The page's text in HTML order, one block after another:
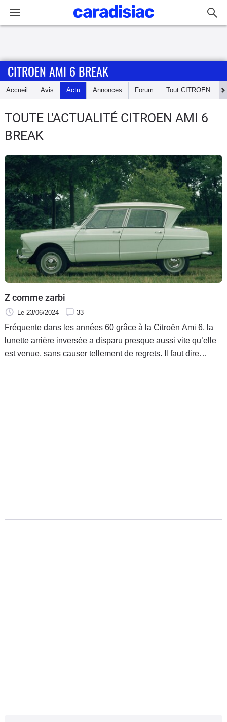
Accueil
Essais
d'achat
Electriques
Utilitaires
Flottes
Auto
Services
Forum
Moto
Marques
CITROEN AMI 6 BREAK
Accueil Avis Actu Annonces Forum Tout CITROEN
TOUTE L'ACTUALITÉ CITROEN AMI 6
BREAK
Z comme zarbi
Le 23/06/2024 33
Fréquente dans les années 60 grâce à la Citroën Ami 6, la
lunette arrière inversée a disparu presque aussi vite qu’elle
est venue, sans causer tellement de regrets. Il faut dire
élément de style fort et bizarre à la fois.